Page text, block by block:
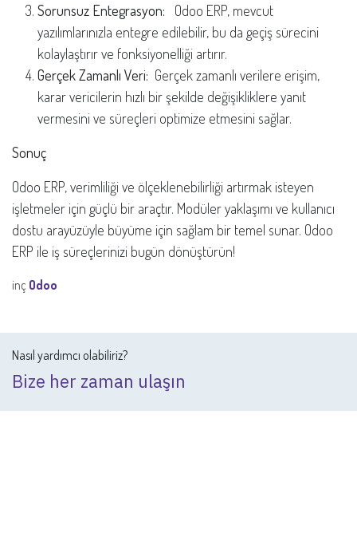
Sorunsuz Entegrasyon:
Odoo ERP, mevcut
yazılımlarınızla entegre edilebilir, bu da geçiş sürecini
kolaylaştırır ve fonksiyonelliği artırır.
Gerçek Zamanlı Veri: Gerçek zamanlı verilere erişim,
karar vericilerin hızlı bir şekilde değişikliklere yanıt
vermesini ve süreçleri optimize etmesini sağlar.
Sonuç
Odoo ERP, verimliliği ve ölçeklenebilirliği artırmak isteyen
işletmeler için güçlü bir araçtır. Modüler yaklaşımı ve kullanıcı
dostu arayüzüyle büyüme için sağlam bir temel sunar. Odoo
ERP ile iş süreçlerinizi bugün dönüştürün!
inç Odoo
Nasıl yardımcı olabiliriz?
Bize her zaman ulaşın